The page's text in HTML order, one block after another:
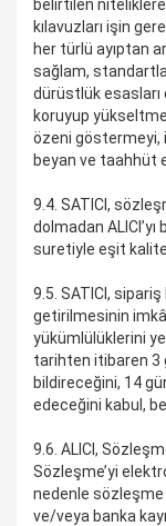
belirtilen
kılavuzları işin
her türlü ayıptan
sağlam,
dürüstlük
koruyup
özeni göstermeyi,
beyan ve taahhüt
9.4. SATICI,
dolmadan
suretiyle eşit
9.5. SATICI,
getirilmesinin
yükümlülüklerini
tarihten itibaren 3
bildireceğini, 14
edeceğini kabul,
9.6. ALICI,
Sözleşme’yi
nedenle
ve/veya banka